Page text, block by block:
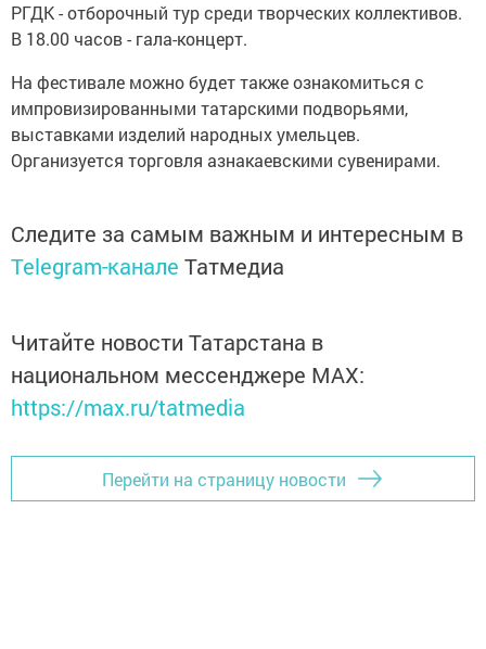
РГДК - отборочный тур среди творческих коллективов.
В 18.00 часов - гала-концерт.
На фестивале можно будет также ознакомиться с
импровизированными татарскими подворьями,
выставками изделий народных умельцев.
Организуется торговля азнакаевскими сувенирами.
Следите за самым важным и интересным в
Telegram-канале Татмедиа
Читайте новости Татарстана в
национальном мессенджере MАХ:
https://max.ru/tatmedia
Перейти на страницу новости